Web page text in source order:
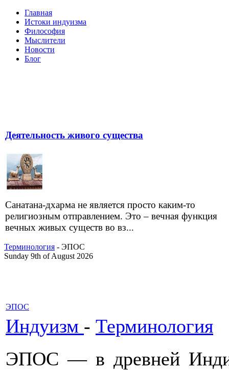
Главная
Истоки индуизма
Философия
Мыслители
Новости
Блог
Деятельность живого существа
Санатана-дхарма не является просто каким-то
религиозным отправлением. Это – вечная функция
вечных живых существ во вз...
Терминология - ЭПОС
Sunday 9th of August 2026
ЭПОС
Индуизм - Терминология
ЭПОС — в древней